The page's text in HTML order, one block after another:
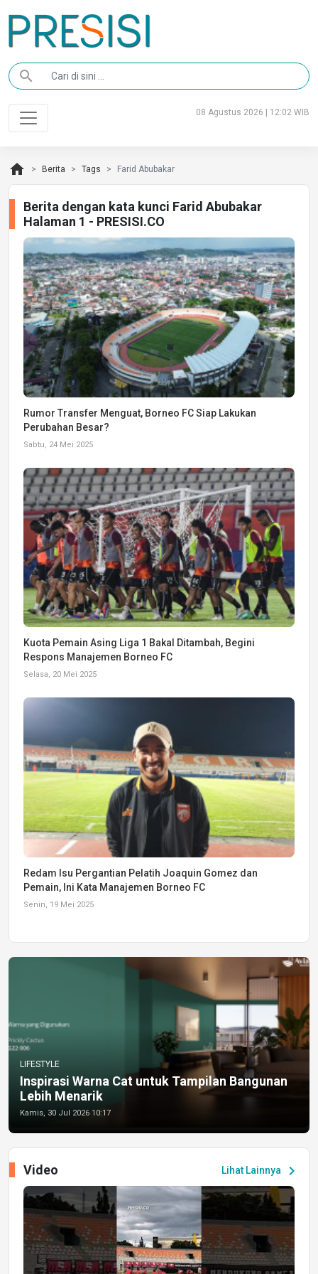
search
08 Agustus 2026 | 12:02 WIB
home Berita Tags Farid Abubakar
Berita dengan kata kunci Farid Abubakar
Halaman 1 - PRESISI.CO
Rumor Transfer Menguat, Borneo FC Siap Lakukan
Perubahan Besar?
Sabtu, 24 Mei 2025
Kuota Pemain Asing Liga 1 Bakal Ditambah, Begini
Respons Manajemen Borneo FC
Selasa, 20 Mei 2025
Redam Isu Pergantian Pelatih Joaquin Gomez dan
Pemain, Ini Kata Manajemen Borneo FC
Senin, 19 Mei 2025
LIFESTYLE
Inspirasi Warna Cat untuk Tampilan Bangunan
Lebih Menarik
Kamis, 30 Jul 2026 10:17
Lihat Lainnya chevron_right
Video